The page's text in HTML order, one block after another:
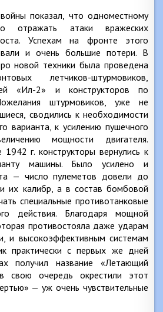
показал, что одноместному
отражать атаки вражеских
Успехам на фронте этого
и очень большие потери. В
новой техники была проведена
летчиков-штурмовиков,
«Ил-2» и конструкторов по
штурмовиков, уже не
сводились к необходимости
варианта, к усилению пушечного
мощности двигателя.
г. конструкторы вернулись к
машины. Было усилено и
— число пулеметов довели до
их калибр, а в состав бомбовой
специальные противотанковые
действия. Благодаря мощной
противостояла даже ударам
и высокоэффективным системам
практически с первых же дней
получил название «Летающий
свою очередь окрестили этот
— уж очень чувствительные